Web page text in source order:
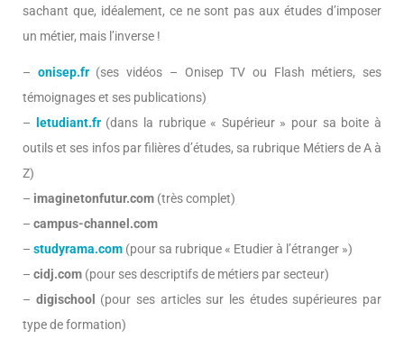
sachant que, idéalement, ce ne sont pas aux études d’imposer
un métier, mais l’inverse !
– onisep.fr(ses vidéos – Onisep TV ou Flash métiers, ses
témoignages et ses publications)
–
letudiant.fr(dans la rubrique « Supérieur » pour sa boite à
outils et ses infos par filières d’études, sa rubrique Métiers de A à
Z)
– imaginetonfutur.com (très complet)
– campus-channel.com
– studyrama.com (pour sa rubrique « Etudier à l’étranger »)
– cidj.com (pour ses descriptifs de métiers par secteur)
– digischool
(pour ses articles sur les études supérieures par
type de formation)